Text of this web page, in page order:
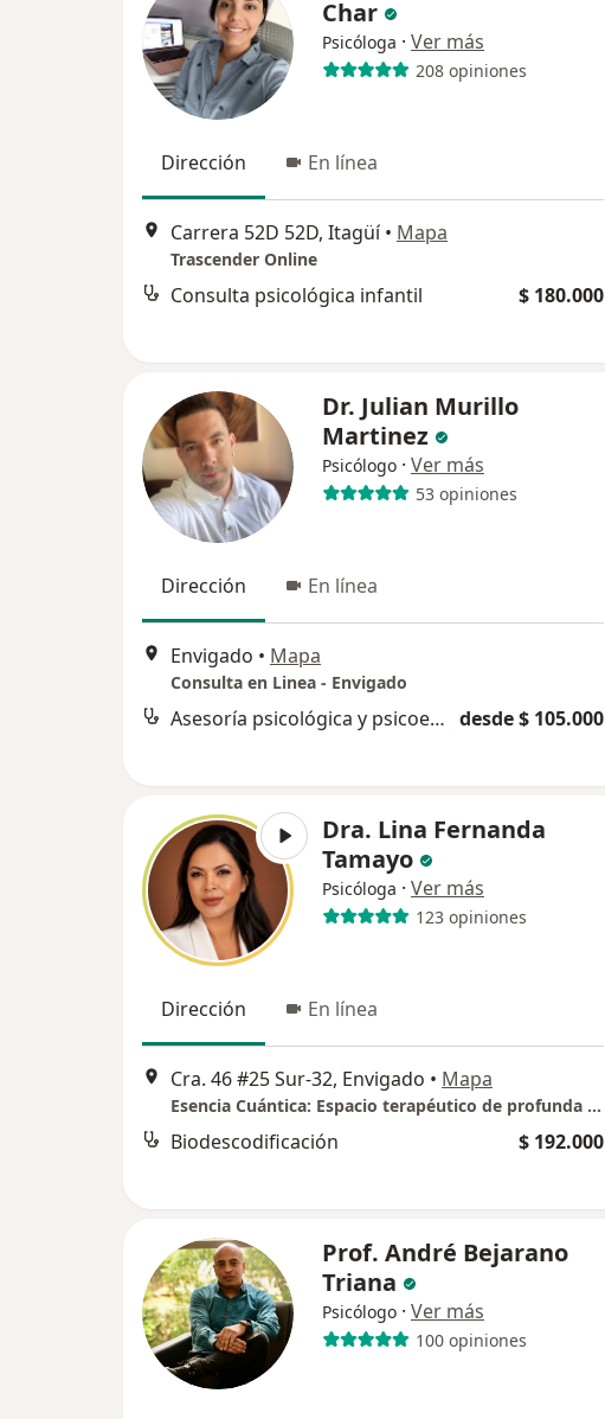
Char
Psicóloga · Ver más
208 opiniones
Dirección En línea
Carrera 52D 52D, Itagüí • Mapa
Trascender Online
Consulta psicológica infantil $ 180.000
Dr. Julian Murillo
Martinez
Psicólogo · Ver más
53 opiniones
Dirección En línea
Envigado • Mapa
Consulta en Linea - Envigado
Asesoría psicológica y psicoeducación desde $ 105.000
Dra. Lina Fernanda
Tamayo
Psicóloga · Ver más
123 opiniones
Dirección En línea
Cra. 46 #25 Sur-32, Envigado • Mapa
Esencia Cuántica: Espacio terapéutico de profunda transformación
Biodescodificación $ 192.000
Prof. André Bejarano
Triana
Psicólogo · Ver más
100 opiniones